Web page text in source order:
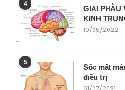
4
GIẢI PHẪU
KINH
10/05/2022
5
Sốc mất
điều trị